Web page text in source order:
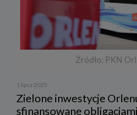
Źródło: PKN
1 lipca 2025
Zielone inwestycje
sfinansowane obligacjami